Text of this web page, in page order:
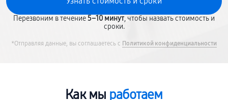
Перезвоним в течение5–10 минут, чтобы назвать стоимость и
сроки.
*Отправляя данные, вы соглашаетесь с Политикой конфиденциальности
Как мы работаем